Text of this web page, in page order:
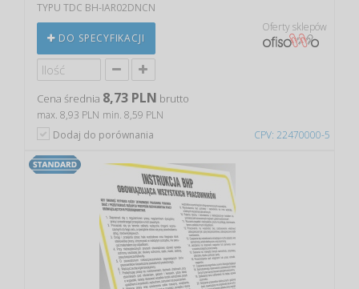
CPV: 22470000-5
TYPU TDC BH-IAR02DNCN
DO SPECYFIKACJI
Oferty sklepów
Cena średnia 8,73 PLN brutto
max. 8,93 PLN min. 8,59 PLN
Dodaj do porównania